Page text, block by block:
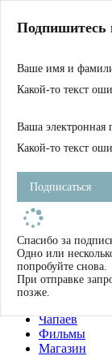
Магазин
Журнал
Школа
Устав
Фильмы
Имена
Тэги
О нас
Журнал
Книги
Чапаев
Фильмы
Магазин
Подпишитесь
Ваше имя и
Какой-то текст
Ваша электронная
Какой-то текст
Подписаться
Спасибо за
Одно или
попробуйте снова.
При отправке
позже.